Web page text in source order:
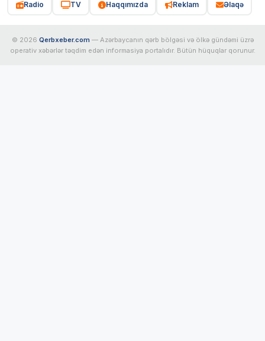
Radio TV Haqqımızda Reklam Əlaqə
© 2026 Qerbxeber.com — Azərbaycanın qərb bölgəsi və ölkə gündəmi üzrə
operativ xəbərlər təqdim edən informasiya portalıdır. Bütün hüquqlar qorunur.